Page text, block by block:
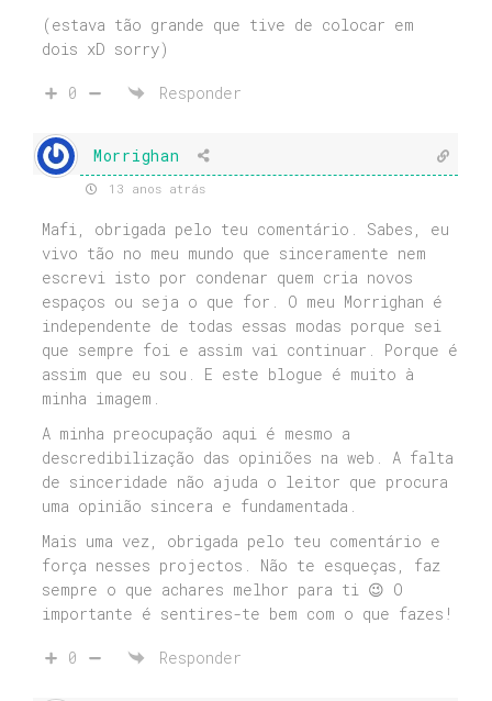
(estava tão grande que tive de colocar em
dois xD sorry)
0 Responder
Morrighan
13 anos atrás
Mafi, obrigada pelo teu comentário. Sabes, eu
vivo tão no meu mundo que sinceramente nem
escrevi isto por condenar quem cria novos
espaços ou seja o que for. O meu Morrighan é
independente de todas essas modas porque sei
que sempre foi e assim vai continuar. Porque é
assim que eu sou. E este blogue é muito à
minha imagem.
A minha preocupação aqui é mesmo a
descredibilização das opiniões na web. A falta
de sinceridade não ajuda o leitor que procura
uma opinião sincera e fundamentada.
Mais uma vez, obrigada pelo teu comentário e
força nesses projectos. Não te esqueças, faz
sempre o que achares melhor para ti 😉 O
importante é sentires-te bem com o que fazes!
0 Responder